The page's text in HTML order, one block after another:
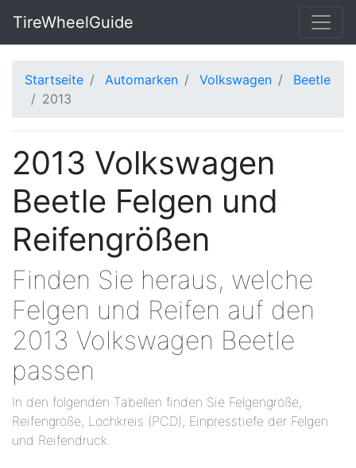
TireWheelGuide
Startseite Automarken Volkswagen
Beetle
2013
2013 Volkswagen
Beetle Felgen und
Reifengrößen
Finden Sie heraus, welche
Felgen und Reifen auf den
2013 Volkswagen Beetle
passen
In den folgenden Tabellen finden Sie Felgengröße,
Reifengröße, Lochkreis (PCD), Einpresstiefe der Felgen
und Reifendruck.